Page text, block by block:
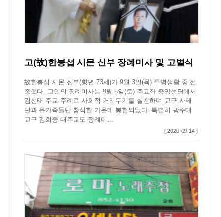
고(故)한봉섭 시몬 신부 장례미사 및 고별식
故한봉섭 시몬 신부(향년 73세)가 9월 3일(목) 투병생활 중 선
종했다. 고인의 장례미사는 9월 5일(토) 주교좌 중앙성당에서
김선태 주교 주례로 사회적 거리두기를 실천하며 교구 사제
단과 유가족들만 참석한 가운데 봉헌되었다. 특별히 광주대
교구 김희중 대주교도 장례미…
[ 2020-09-14 ]